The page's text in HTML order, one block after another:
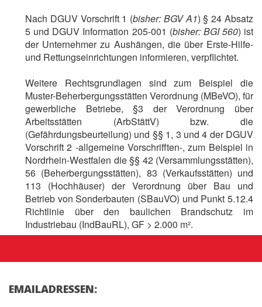
Nach DGUV Vorschrift 1 (bisher: BGV A1) § 24 Absatz
5 und DGUV Information 205-001 (bisher: BGI 560) ist
der Unternehmer zu Aushängen, die über Erste-Hilfe-
und Rettungseinrichtungen informieren, verpflichtet.
Weitere Rechtsgrundlagen sind zum Beispiel die
Muster-Beherbergungsstätten Verordnung (MBeVO), für
gewerbliche Betriebe, §3 der Verordnung über
Arbeitsstätten (ArbStättV) bzw. die
(Gefährdungsbeurteilung) und §§ 1, 3 und 4 der DGUV
Vorschrift 2 -allgemeine Vorschrifften-, zum Beispiel in
Nordrhein-Westfalen die §§ 42 (Versammlungsstätten),
56 (Beherbergungsstätten), 83 (Verkaufsstätten) und
113 (Hochhäuser) der Verordnung über Bau und
Betrieb von Sonderbauten (SBauVO) und Punkt 5.12.4
Richtlinie über den baulichen Brandschutz im
Industriebau (IndBauRL), GF > 2.000 m².
EMAILADRESSEN: